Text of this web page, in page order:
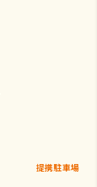
提携駐車場